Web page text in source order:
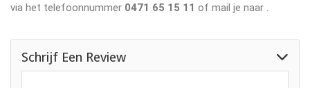
via het telefoonnummer 0471 65 15 11 of mail je naar
Schrijf Een Review